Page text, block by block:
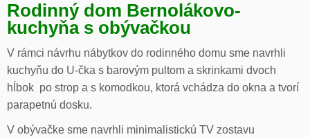
Rodinný dom Bernolákovo-
kuchyňa s obývačkou
V rámci návrhu nábytkov do rodinného domu sme navrhli
kuchyňu do U-čka s barovým pultom a skrinkami dvoch
hĺbok po strop a s komodkou, ktorá vchádza do okna a tvorí
parapetnú dosku.
V obývačke sme navrhli minimalistickú TV zostavu